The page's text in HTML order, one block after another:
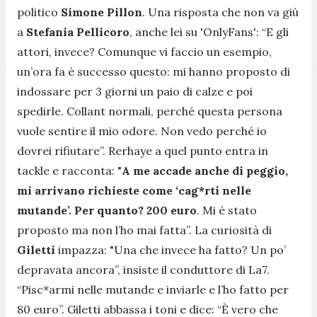
politico Simone Pillon. Una risposta che non va giù
a Stefania Pellicoro, anche lei su 'OnlyFans': “E gli
attori, invece? Comunque vi faccio un esempio,
un’ora fa è successo questo: mi hanno proposto di
indossare per 3 giorni un paio di calze e poi
spedirle. Collant normali, perché questa persona
vuole sentire il mio odore. Non vedo perché io
dovrei rifiutare”. Rerhaye a quel punto entra in
tackle e racconta: "A me accade anche di peggio,
mi arrivano richieste come ‘cag*rti nelle
mutande’. Per quanto? 200 euro. Mi è stato
proposto ma non l’ho mai fatta”. La curiosità di
Giletti impazza: "Una che invece ha fatto? Un po’
depravata ancora”, insiste il conduttore di La7.
“Pisc*armi nelle mutande e inviarle e l’ho fatto per
80 euro”. Giletti abbassa i toni e dice: “È vero che